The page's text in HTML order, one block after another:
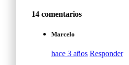
14 comentarios
Marcelo
hace 3 años Responder